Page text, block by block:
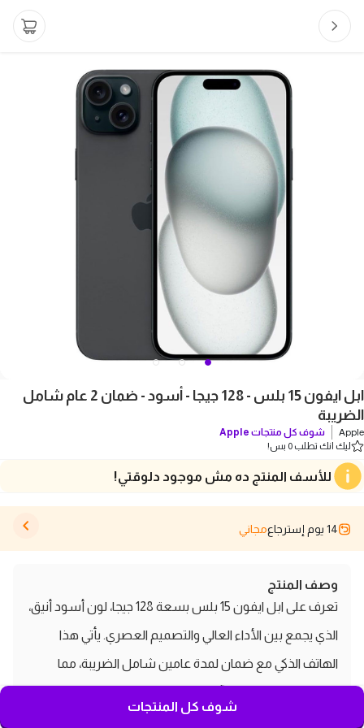
ابل ايفون 15 بلس - 128 جيجا - أسود - ضمان 2 عام شامل
الضريبة
Apple شوف كل منتجات Apple
ليك انك تطلب 0 بس!
للأسف المنتج ده مش موجود دلوقتي!
14 يوم إسترجاع مجاني
وصف المنتج
تعرف على ابل ايفون 15 بلس بسعة 128 جيجا، لون أسود أنيق،
الذي يجمع بين الأداء العالي والتصميم العصري. يأتي هذا
الهاتف الذكي مع ضمان لمدة عامين شامل الضريبة، مما
شوف كل المنتجات